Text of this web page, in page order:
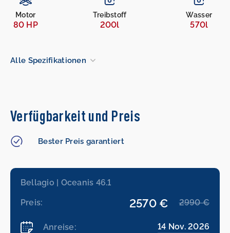
Motor
80 HP
Treibstoff
200l
Wasser
570l
Alle Spezifikationen
Verfügbarkeit und Preis
Bester Preis garantiert
Bellagio | Oceanis 46.1
Preis: 2570 € 2990 €
Anreise: 14 Nov. 2026